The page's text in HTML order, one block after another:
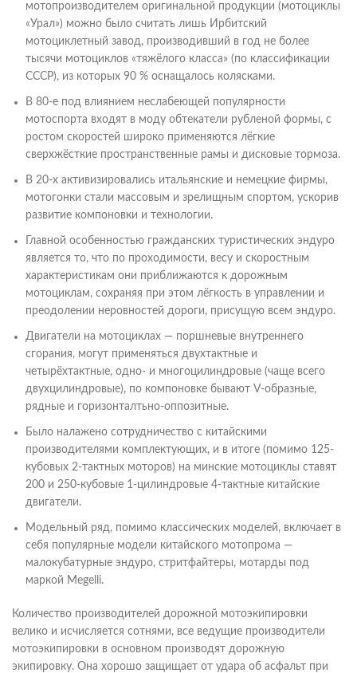
мотопроизводителем оригинальной продукции (мотоциклы
«Урал») можно было считать лишь Ирбитский
мотоциклетный завод, производивший в год не более
тысячи мотоциклов «тяжёлого класса» (по классификации
СССР), из которых 90 % оснащалось колясками.
В 80-е под влиянием неслабеющей популярности
мотоспорта входят в моду обтекатели рубленой формы, с
ростом скоростей широко применяются лёгкие
сверхжёсткие пространственные рамы и дисковые тормоза.
В 20-х активизировались итальянские и немецкие фирмы,
мотогонки стали массовым и зрелищным спортом, ускорив
развитие компоновки и технологии.
Главной особенностью гражданских туристических эндуро
является то, что по проходимости, весу и скоростным
характеристикам они приближаются к дорожным
мотоциклам, сохраняя при этом лёгкость в управлении и
преодолении неровностей дороги, присущую всем эндуро.
Двигатели на мотоциклах — поршневые внутреннего
сгорания, могут применяться двухтактные и
четырёхтактные, одно- и многоцилиндровые (чаще всего
двухцилиндровые), по компоновке бывают V-образные,
рядные и горизонталтьно-оппозитные.
Было налажено сотрудничество с китайскими
производителями комплектующих, и в итоге (помимо 125-
кубовых 2-тактных моторов) на минские мотоциклы ставят
200 и 250-кубовые 1-цилиндровые 4-тактные китайские
двигатели.
Модельный ряд, помимо классических моделей, включает в
себя популярные модели китайского мотопрома —
малокубатурные эндуро, стритфайтеры, мотарды под
маркой Megelli.
Количество производителей дорожной мотоэкипировки
велико и исчисляется сотнями, все ведущие производители
мотоэкипировки в основном производят дорожную
экипировку. Она хорошо защищает от удара об асфальт при